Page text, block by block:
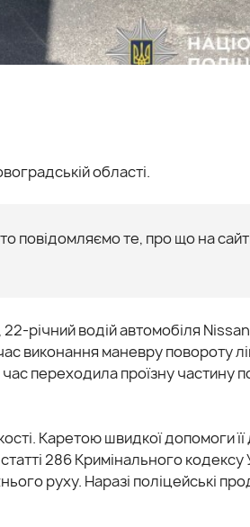
області.
повідомляємо те, про що на
річний водій автомобіля
виконання маневру повороту
переходила проїзну частину
Каретою швидкої допомоги
286 Кримінального кодексу
руху. Наразі поліцейські